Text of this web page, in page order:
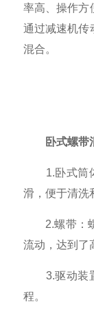
率高、操作方
通过减速机传
混合。
卧式螺带
1.卧式筒体
滑，便于清洗
2.螺带：螺
流动，达到了
3.驱动装置
程。